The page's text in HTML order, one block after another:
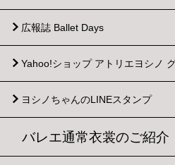
広報誌 Ballet Days
Yahoo!ショップ アトリエヨシノ
ヨシノちゃんのLINEスタンプ
バレエ通常衣裳のご紹介